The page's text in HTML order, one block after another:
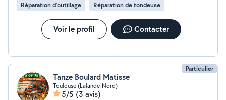
Réparation d’outillage Réparation de tondeuse
Voir le profil Contacter
Particulier
Tanze Boulard Matisse
Toulouse (Lalande-Nord)
5/5 (3 avis)